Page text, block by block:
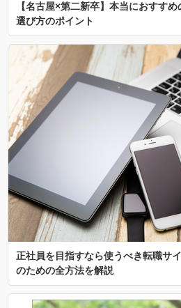
【名古屋×第二新卒】本当におすす
選び方のポイント
正社員を目指すなら使うべき転職サ
のための全方法を解説